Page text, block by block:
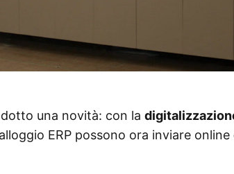
una novità: con la
ERP possono ora inviare online